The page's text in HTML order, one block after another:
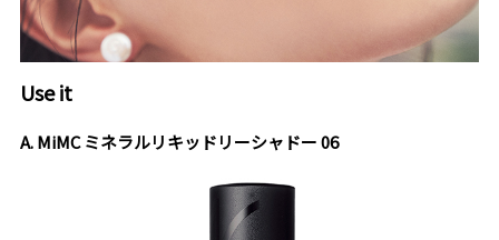
Use it
A. MiMC ミネラルリキッドリーシャドー 06